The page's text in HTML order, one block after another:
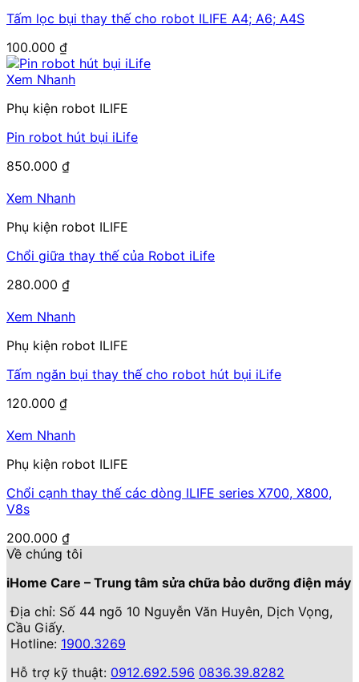
Tấm lọc bụi thay thế cho robot ILIFE A4; A6; A4S
100.000 ₫
Xem Nhanh
Phụ kiện robot ILIFE
Pin robot hút bụi iLife
850.000 ₫
Xem Nhanh
Phụ kiện robot ILIFE
Chổi giữa thay thế của Robot iLife
280.000 ₫
Xem Nhanh
Phụ kiện robot ILIFE
Tấm ngăn bụi thay thế cho robot hút bụi iLife
120.000 ₫
Xem Nhanh
Phụ kiện robot ILIFE
Chổi cạnh thay thế các dòng ILIFE series X700, X800,
V8s
200.000 ₫
Về chúng tôi
iHome Care – Trung tâm sửa chữa bảo dưỡng điện máy
Địa chỉ: Số 44 ngõ 10 Nguyễn Văn Huyên, Dịch Vọng,
Cầu Giấy.
Hotline: 1900.3269
Hỗ trợ kỹ thuật: 0912.692.596 0836.39.8282